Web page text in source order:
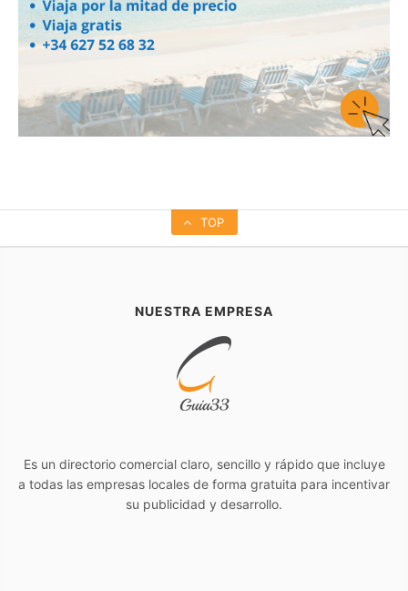
TOP
NUESTRA EMPRESA
Es un directorio comercial claro, sencillo y rápido que incluye
a todas las empresas locales de forma gratuita para incentivar
su publicidad y desarrollo.